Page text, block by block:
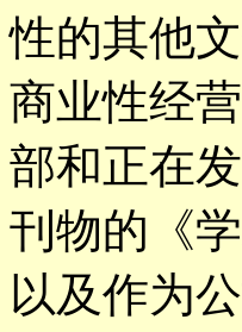
性的其他
商业性经
部和正在
刊物的《
以及作为